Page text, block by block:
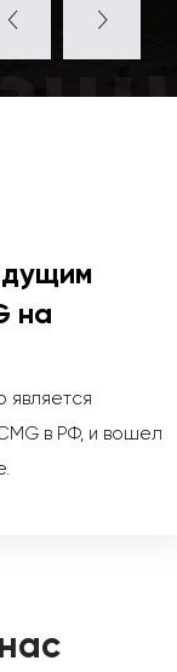
на
является
в РФ, и вошел